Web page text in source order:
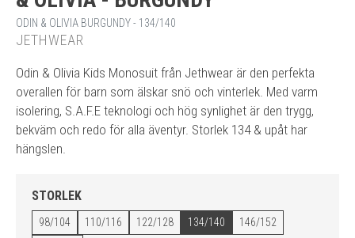
ODIN & OLIVIA BURGUNDY - 134/140
JETHWEAR
Odin & Olivia Kids Monosuit från Jethwear är den perfekta
overallen för barn som älskar snö och vinterlek. Med varm
isolering, S.A.F.E teknologi och hög synlighet är den trygg,
bekväm och redo för alla äventyr. Storlek 134 & upåt har
hängslen.
STORLEK
98/104 110/116 122/128 134/140
146/152